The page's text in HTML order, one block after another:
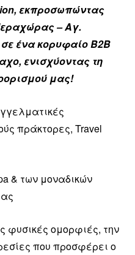
εκπροσωπώντας
– Αγ.
ένα κορυφαίο B2B
ενισχύοντας τη
μας!
πράκτορες, Travel
& των μοναδικών
φυσικές ομορφιές, την
που προσφέρει ο